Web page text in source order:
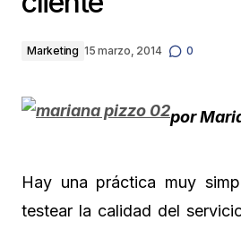
Marketing 15 marzo, 2014 0
por
Hay una práctica muy
testear la calidad del